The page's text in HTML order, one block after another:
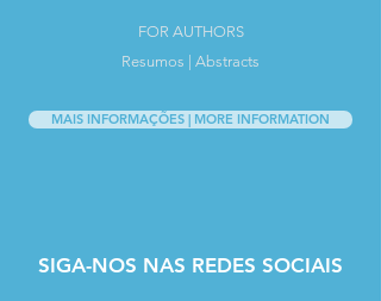
FOR AUTHORS
Resumos | Abstracts
MAIS INFORMAÇÕES | MORE INFORMATION
SIGA-NOS NAS REDES SOCIAIS